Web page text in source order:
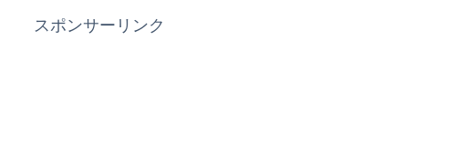
スポンサーリンク